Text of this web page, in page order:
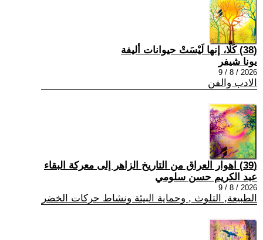
(38) كَلَّا، إنها لَيْسَتْ حيوانات أليفة
يونا شيفر
2026 / 8 / 9
الادب والفن
(39) اهوار العراق من التاريخ الزاهر إلى معركة البقاء
عبد الكريم حسن سلومي
2026 / 8 / 9
الطبيعة, التلوث , وحماية البيئة ونشاط حركات الخضر